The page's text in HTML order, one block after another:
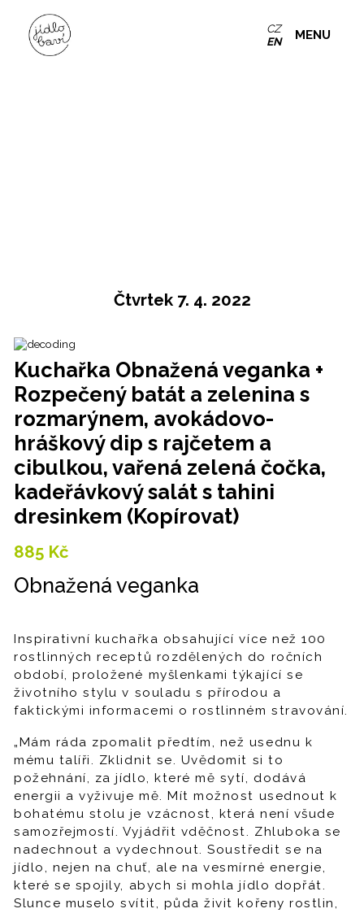
CZ
EN
MENU
Čtvrtek 7. 4. 2022
Kuchařka Obnažená veganka +
Rozpečený batát a zelenina s
rozmarýnem, avokádovo-
hráškový dip s rajčetem a
cibulkou, vařená zelená čočka,
kadeřávkový salát s tahini
dresinkem (Kopírovat)
885 Kč
Obnažená veganka
Inspirativní kuchařka obsahující více než 100
rostlinných receptů rozdělených do ročních
období, proložené myšlenkami týkající se
životního stylu v souladu s přírodou a
faktickými informacemi o rostlinném stravování.
„Mám ráda zpomalit předtím, než usednu k
mému talíři. Zklidnit se. Uvědomit si to
požehnání, za jídlo, které mě sytí, dodává
energii a vyživuje mě. Mít možnost usednout k
bohatému stolu je vzácnost, která není všude
samozřejmostí. Vyjádřit vděčnost. Zhluboka se
nadechnout a vydechnout. Soustředit se na
jídlo, nejen na chuť, ale na vesmírné energie,
které se spojily, abych si mohla jídlo dopřát.
Slunce muselo svítit, půda živit kořeny rostlin,